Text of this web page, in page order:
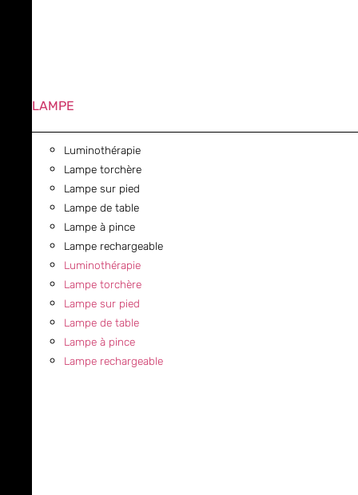
LAMPE
Luminothérapie
Lampe torchère
Lampe sur pied
Lampe de table
Lampe à pince
Lampe rechargeable
Luminothérapie
Lampe torchère
Lampe sur pied
Lampe de table
Lampe à pince
Lampe rechargeable